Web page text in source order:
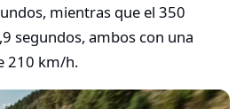
mientras que el 350
segundos, ambos con una
210 km/h.